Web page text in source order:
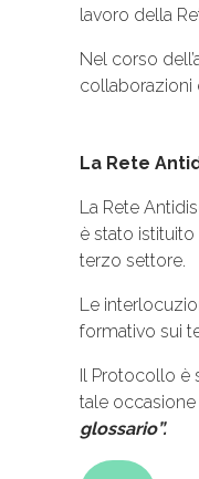
lavoro della
Nel corso
collaborazioni
La Rete
La Rete
è stato
terzo settore.
Le
formativo sui
Il Protocollo è
tale
glossario”.